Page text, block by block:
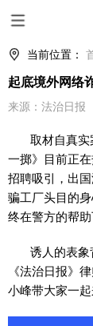
当前位置：
起底境外网络
来源：法治日报
取材自真
一掷》目前正
招聘吸引，出
骗工厂头目的
终在警方的帮助
诱人的表
《法治日报》
小峰带大家一